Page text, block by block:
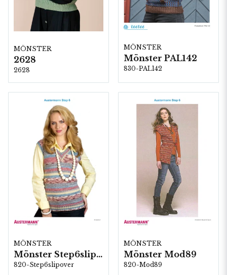
MÖNSTER
2628
2628
MÖNSTER
Mönster PAL142
830-PAL142
MÖNSTER
Mönster Step6slipover
820-Step6slipover
MÖNSTER
Mönster Mod89
820-Mod89